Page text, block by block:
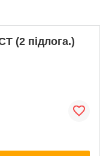
(2 підлога.)